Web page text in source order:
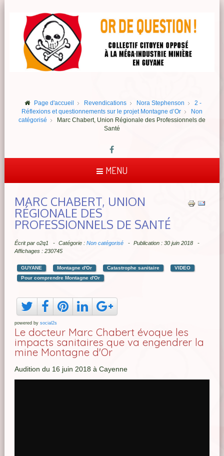
Page d'accueil Revendications Nora Stephenson
2 -
Réflexions et questionnements sur le projet Montagne d’Or
Non
catégorisé
Marc Chabert, Union Régionale des Professionnels de
Santé
MENU
MARC CHABERT, UNION
RÉGIONALE DES
PROFESSIONNELS DE SANTÉ
Écrit par o2q1 Catégorie : Non catégorisé
Publication : 30 juin 2018
Affichages : 230745
GUYANE Montagne d'Or Catastrophe sanitaire
VIDEO
Pour comprendre Montagne d'Or
powered by social2s
Le docteur Marc Chabert évoque les
impacts sanitaires que va engendrer la
mine Montagne d'Or
Audition du 16 juin 2018 à Cayenne